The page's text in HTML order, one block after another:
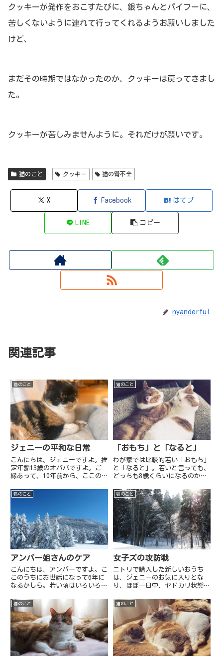
クッキーが発作をおこすたびに、銀ちゃんとパイフーに、
苦しくないように連れて行ってくれるようお願いしました
けど、
まだその時期ではなかったのか、クッキーは戻ってきまし
た。
クッキーが苦しみませんように。それだけが願いです。
猫のこと クッキー 猫の腎不全
X Facebook はてブ
LINE コピー
nyanderful
関連記事
猫のこと
ジェニーの平和な日常
こんにちは、ジェニーですよ。推
定年齢13歳のオババですよ。ご
縁あって、10年前から、ここの
よ。こないだ、おかあさんのお友
達がね、最近ジェニーちゃんアッ
ってたって。おかあさんは、と
き...
猫のこと
「おもち」と「なると」
わが家では比較的若い「おもち」
と「なると」。若いと言っても、
どっちも8歳くらいになるのか
日にわが家にやってきたおもち。
最初は令和にちなんで「レイ」君
と名付けましたが、数ヵ月後に
「おもち」に改名。だって、見る
から...
猫のこと
アンバー姐さんのケア
こんにちは、アンバーですよ。こ
このうちにお世話になって6年に
なるかしら。若い頃はいろいろあ
ちに入れてもらったりしたのだけ
ど、なかなかみんなと仲良くする
ことができなくてね、、あると
き、ここのうちに連れてこられた
の...
猫のこと
女子ズの攻防戦
ニトリで購入した新しいおうち
は、ジェニーのお気に入りとな
り、ほぼ一日中、ヤドカリ状態で
リ。ちょっと隙を見せた途端
に、、アンバーが収まっていまし
た。戻ってきたジェニー、無言の
圧をかける。。ちょっとアンバー
ちゃん、は...
猫のこと 猫のこと